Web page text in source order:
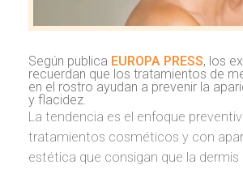
Según publica EUROPA PRESS, los
recuerdan que los tratamientos de
en el rostro ayudan a prevenir la
y flacidez.
La tendencia es el enfoque
tratamientos cosméticos y con
estética que consigan que la